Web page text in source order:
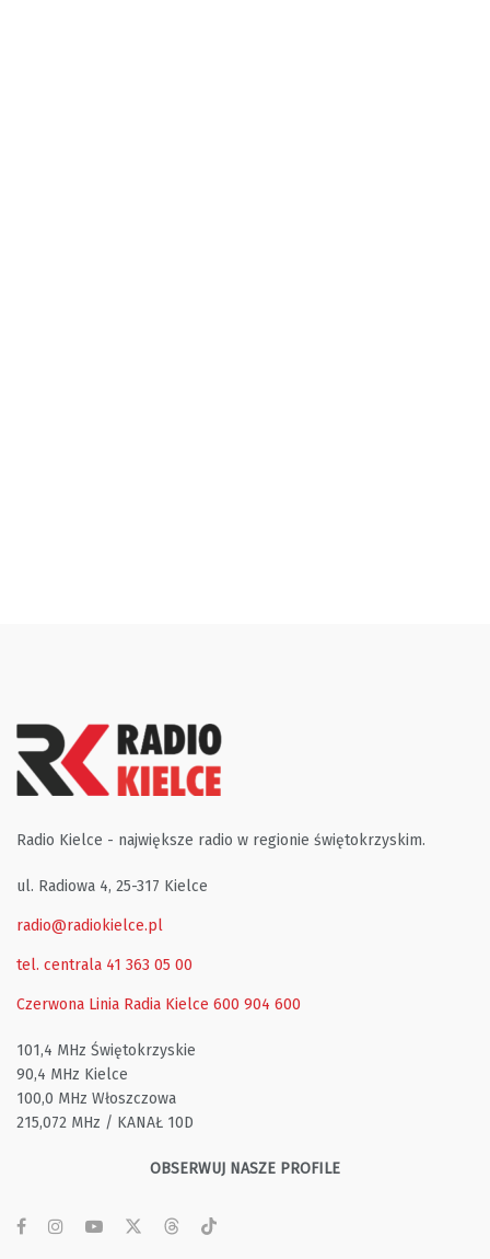
Radio Kielce - największe radio w regionie świętokrzyskim.
ul. Radiowa 4, 25-317 Kielce
radio@radiokielce.pl
tel. centrala 41 363 05 00
Czerwona Linia Radia Kielce 600 904 600
101,4 MHz Świętokrzyskie
90,4 MHz Kielce
100,0 MHz Włoszczowa
215,072 MHz / KANAŁ 10D
OBSERWUJ NASZE PROFILE